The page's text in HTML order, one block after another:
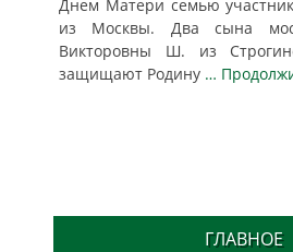
Днем Матери семью
из Москвы. Два сына
Викторовны Ш. из
защищают Родину …
ГЛАВНОЕ